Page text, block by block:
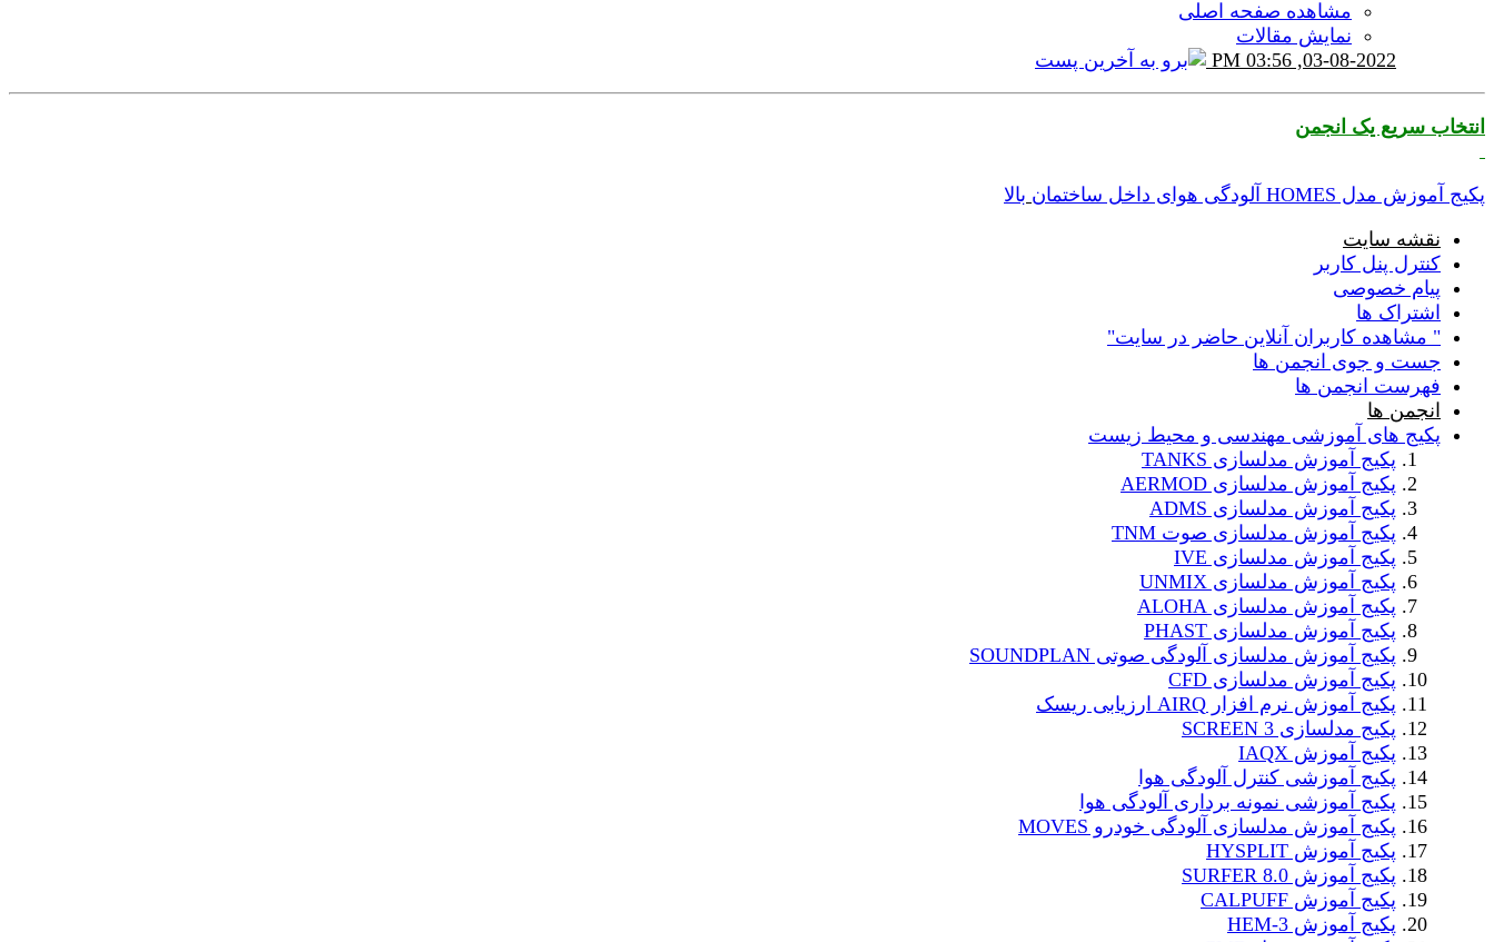
مشاهده صفحه اصلی
نمایش مقالات
03-08-2022,
03:56 PM
انتخاب سریع یک انجمن
پکیج آموزش مدل HOMES آلودگی هوای داخل ساختمان
بالا
نقشه سایت
کنترل پنل کاربر
پیام خصوصی
اشتراک ها
" مشاهده کاربران آنلاین حاضر در سایت"
جست و جوی انجمن ها
فهرست انجمن ها
انجمن ها
پکیج های آموزشی مهندسی و محیط زیست
پکیج آموزش مدلسازی TANKS
پکیج آموزش مدلسازی AERMOD
پکیج آموزش مدلسازی ADMS
پکیج آموزش مدلسازی صوت TNM
پکیج آموزش مدلسازی IVE
پکیج آموزش مدلسازی UNMIX
پکیج آموزش مدلسازی ALOHA
پکیج آموزش مدلسازی PHAST
پکیج آموزش مدلسازی آلودگی صوتی SOUNDPLAN
پکیج آموزش مدلسازی CFD
پکیج آموزش نرم افزار AIRQ ارزیابی ریسک
پکیج مدلسازی SCREEN 3
پکیج آموزش IAQX
پکیج آموزشی کنترل آلودگی هوا
پکیج آموزشی نمونه برداری آلودگی هوا
پکیج آموزش مدلسازی آلودگی خودرو MOVES
پکیج آموزش HYSPLIT
پکیج آموزش SURFER 8.0
پکیج آموزش CALPUFF
پکیج آموزش HEM-3